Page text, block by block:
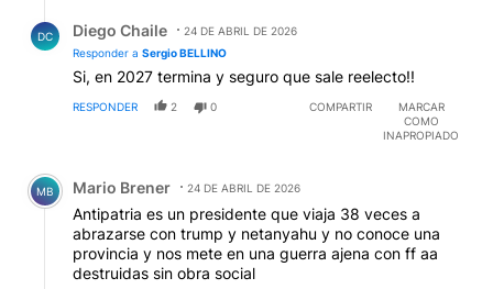
DC Diego Chaile
24 DE ABRIL DE 2026
Responder a Sergio BELLINO
Si, en 2027 termina y seguro que sale reelecto!!
RESPONDER 2 0 COMPARTIR
MARCAR
COMO
INAPROPIADO
Comentario de Mario Brener.
MB Mario Brener 24 DE ABRIL DE 2026
Antipatria es un presidente que viaja 38 veces a
abrazarse con trump y netanyahu y no conoce una
provincia y nos mete en una guerra ajena con ff aa
destruidas sin obra social